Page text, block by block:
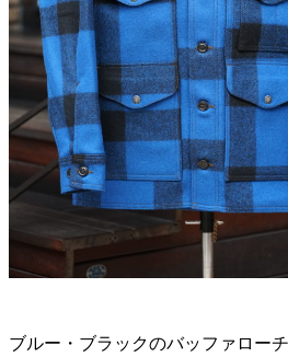
ブルー・ブラックのバッファローチ